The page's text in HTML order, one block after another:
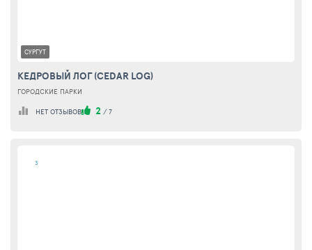
СУРГУТ
КЕДРОВЫЙ ЛОГ (CEDAR LOG)
ГОРОДСКИЕ ПАРКИ
НЕТ ОТЗЫВОВ 2 / 7
3